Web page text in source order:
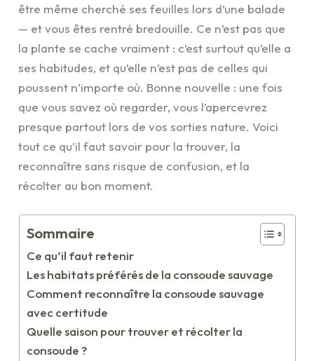
être même cherché ses feuilles lors d’une balade
— et vous êtes rentré bredouille. Ce n’est pas que
la plante se cache vraiment : c’est surtout qu’elle a
ses habitudes, et qu’elle n’est pas de celles qui
poussent n’importe où. Bonne nouvelle : une fois
que vous savez où regarder, vous l’apercevrez
presque partout lors de vos sorties nature. Voici
tout ce qu’il faut savoir pour la trouver, la
reconnaître sans risque de confusion, et la
récolter au bon moment.
Sommaire
Ce qu’il faut retenir
Les habitats préférés de la consoude sauvage
Comment reconnaître la consoude sauvage
avec certitude
Quelle saison pour trouver et récolter la
consoude ?